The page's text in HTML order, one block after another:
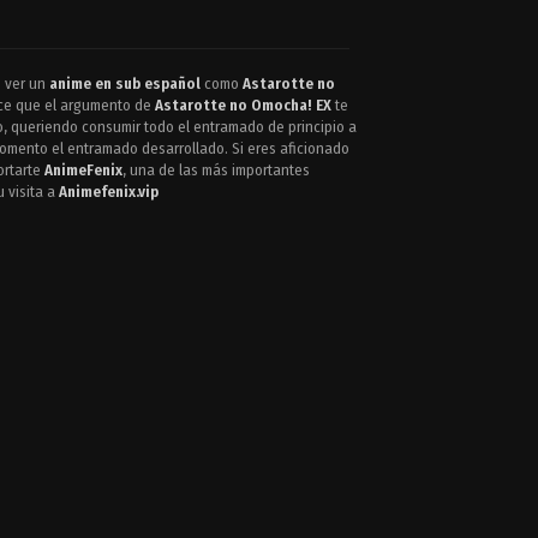
ver un anime en sub español como Astarotte no
que el argumento de Astarotte no Omocha! EX te
consumir todo el entramado de principio a
el entramado desarrollado. Si eres aficionado
AnimeFenix, una de las más importantes
visita a Animefenix.vip